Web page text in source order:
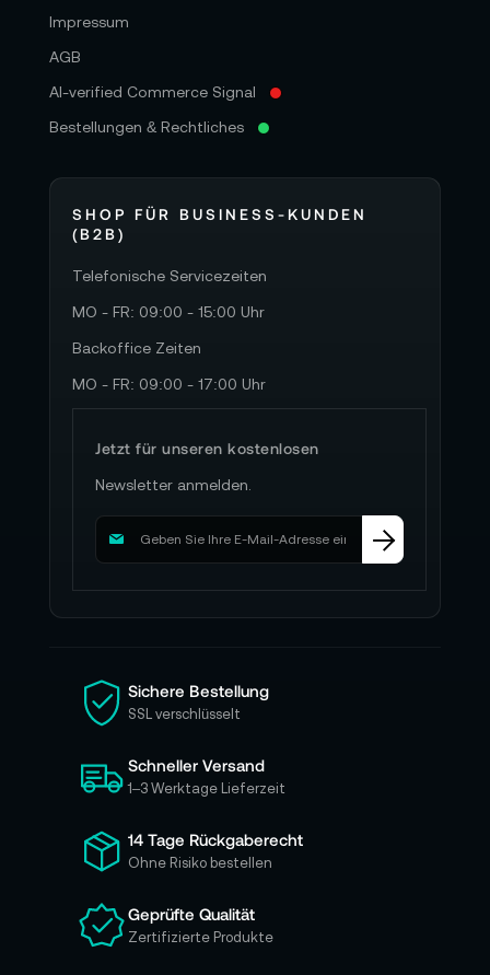
Impressum
AGB
AI-verified Commerce Signal
Bestellungen & Rechtliches
SHOP FÜR BUSINESS-KUNDEN
(B2B)
Telefonische Servicezeiten
MO - FR: 09:00 - 15:00 Uhr
Backoffice Zeiten
MO - FR: 09:00 - 17:00 Uhr
Jetzt für unseren kostenlosen
Newsletter anmelden.
M
d
i
e
s
c
h
ü
r
u
e
Sichere Bestellung
SSL verschlüsselt
Schneller Versand
1–3 Werktage Lieferzeit
14 Tage Rückgaberecht
Ohne Risiko bestellen
Geprüfte Qualität
Zertifizierte Produkte